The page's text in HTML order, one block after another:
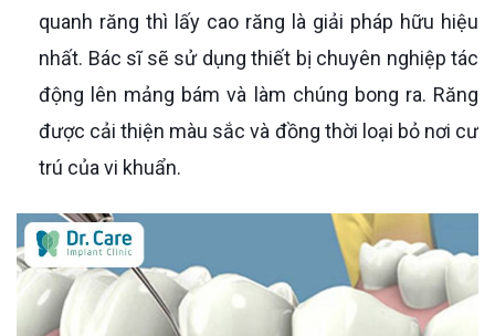
quanh răng thì lấy cao răng là giải pháp hữu hiệu
nhất. Bác sĩ sẽ sử dụng thiết bị chuyên nghiệp tác
động lên mảng bám và làm chúng bong ra. Răng
được cải thiện màu sắc và đồng thời loại bỏ nơi cư
trú của vi khuẩn.